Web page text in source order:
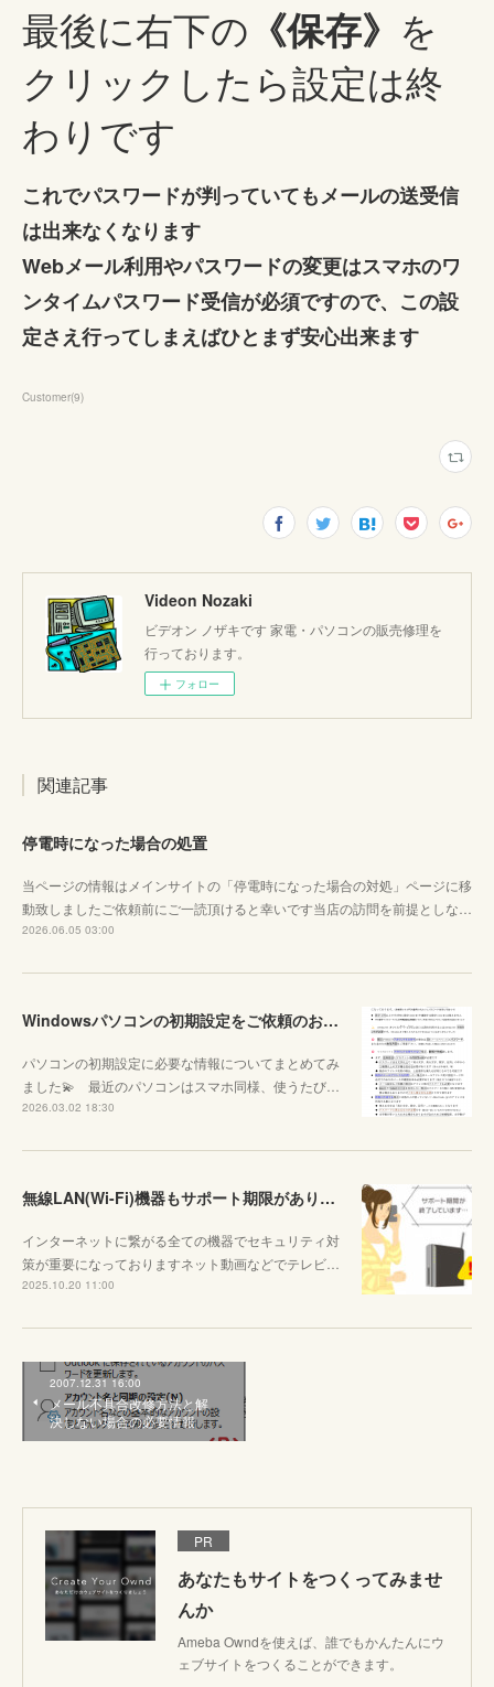
最後に右下の 《保存》 を
クリックしたら設定は終
わりです
これでパスワードが判っていてもメールの送受信
は出来なくなります
Webメール利用やパスワードの変更はスマホのワ
ンタイムパスワード受信が必須ですので、この設
定さえ行ってしまえばひとまず安心出来ます
Customer(9)
Videon Nozaki
ビデオン ノザキです 家電・パソコンの販売修理を
行っております。
フォロー
関連記事
停電時になった場合の処置
当ページの情報はメインサイトの「停電時になった場合の対処」ページに移
動致しましたご依頼前にご一読頂けると幸いです当店の訪問を前提としな…
2026.06.05 03:00
Windowsパソコンの初期設定をご依頼のお客様へ
パソコンの初期設定に必要な情報についてまとめてみ
ました💫 最近のパソコンはスマホ同様、使うたび…
2026.03.02 18:30
無線LAN(Wi-Fi)機器もサポート期限があります
インターネットに繋がる全ての機器でセキュリティ対
策が重要になっておりますネット動画などでテレビ…
2025.10.20 11:00
2007.12.31 16:00
メール不具合改修方法と解
決しない場合の必要情報
PR
あなたもサイトをつくってみませ
んか
Ameba Owndを使えば、誰でもかんたんにウ
ェブサイトをつくることができます。